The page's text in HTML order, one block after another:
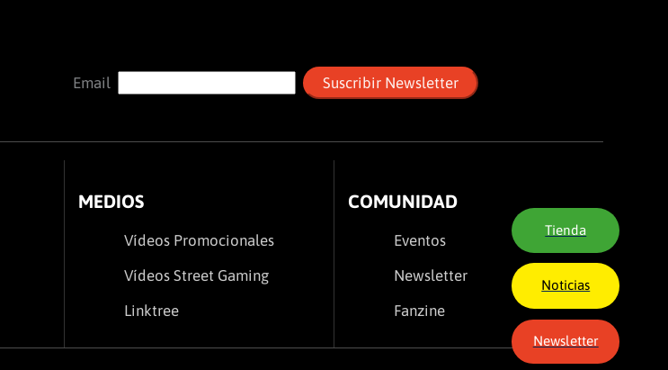
Tienda
Noticias
Newsletter
Email
MEDIOS
Vídeos Promocionales
Vídeos Street Gaming
Linktree
COMUNIDAD
Eventos
Newsletter
Fanzine